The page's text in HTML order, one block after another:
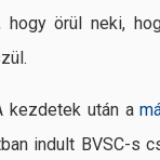
hogy örül neki,
kezdetek után a
indult BVSC-s